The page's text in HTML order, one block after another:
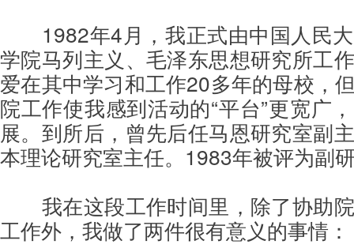
1982年4月，我正式由中国人民
学院马列主义、毛泽东思想研究所工
爱在其中学习和工作20多年的母校，
院工作使我感到活动的“平台”更宽广
展。到所后，曾先后任马恩研究室副
本理论研究室主任。1983年被评为副
我在这段工作时间里，除了协助
工作外，我做了两件很有意义的事情：